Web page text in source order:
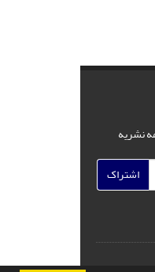
نشریه
اشتراک